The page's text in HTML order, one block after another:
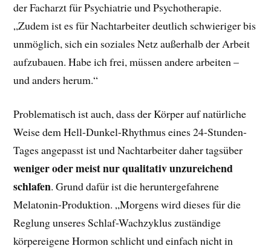
der Facharzt für Psychiatrie und Psychotherapie.
„Zudem ist es für Nachtarbeiter deutlich schwieriger bis
unmöglich, sich ein soziales Netz außerhalb der Arbeit
aufzubauen. Habe ich frei, müssen andere arbeiten –
und anders herum.“
Problematisch ist auch, dass der Körper auf natürliche
Weise dem Hell-Dunkel-Rhythmus eines 24-Stunden-
Tages angepasst ist und Nachtarbeiter daher tagsüber
weniger oder meist nur qualitativ unzureichend
schlafen. Grund dafür ist die heruntergefahrene
Melatonin-Produktion. „Morgens wird dieses für die
Reglung unseres Schlaf-Wachzyklus zuständige
körpereigene Hormon schlicht und einfach nicht in